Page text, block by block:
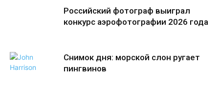
Российский фотограф выиграл
конкурс аэрофотографии 2026 года
Снимок дня: морской слон ругает
пингвинов